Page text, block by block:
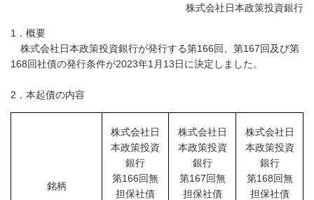
株式会社日本政策投資銀行
1．概要
株式会社日本政策投資銀行が発行する第166回、第167回及び第
168回社債の発行条件が2023年1月13日に決定しました。
2．本起債の内容
銘柄
株式会社日
本政策投資
銀行
第166回無
担保社債
株式会社日
本政策投資
銀行
第167回無
担保社債
株式会社日
本政策投資
銀行
第168回無
担保社債